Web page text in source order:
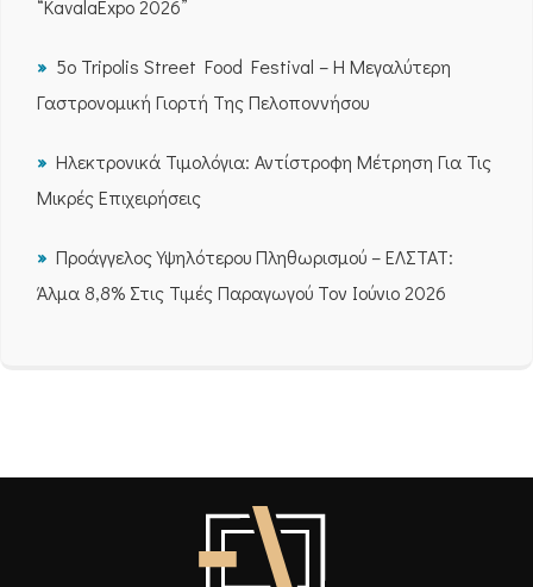
“KavalaExpo 2026”
5ο Tripolis Street Food Festival – Η Μεγαλύτερη
Γαστρονομική Γιορτή Της Πελοποννήσου
Ηλεκτρονικά Τιμολόγια: Αντίστροφη Μέτρηση Για Τις
Μικρές Επιχειρήσεις
Προάγγελος Υψηλότερου Πληθωρισμού – ΕΛΣΤΑΤ:
Άλμα 8,8% Στις Τιμές Παραγωγού Τον Ιούνιο 2026